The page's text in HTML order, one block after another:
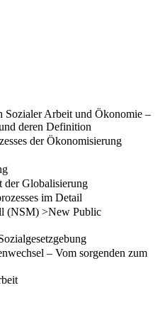
Sozialer Arbeit und Ökonomie –
deren Definition
der Ökonomisierung
der Globalisierung
im Detail
(NSM) >New Public
– Vom sorgenden zum